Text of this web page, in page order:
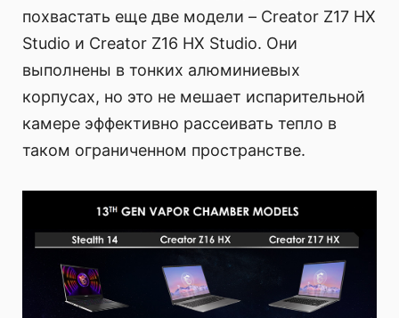
похвастать еще две модели – Creator Z17 HX
Studio и Creator Z16 HX Studio. Они
выполнены в тонких алюминиевых
корпусах, но это не мешает испарительной
камере эффективно рассеивать тепло в
таком ограниченном пространстве.